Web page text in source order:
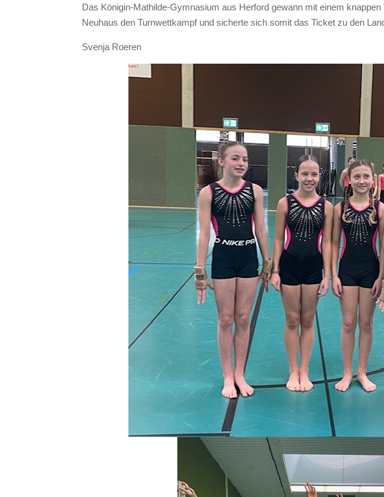
Das Königin-Mathilde-Gymnasium aus Herford gewann mit einem
Neuhaus den Turnwettkampf und sicherte sich somit das Ticket zu den
Svenja Roeren